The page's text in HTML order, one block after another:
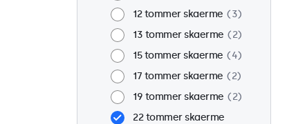
12 tommer skaerme
3
13 tommer skaerme
2
15 tommer skaerme
4
17 tommer skaerme
2
19 tommer skaerme
2
22 tommer skaerme